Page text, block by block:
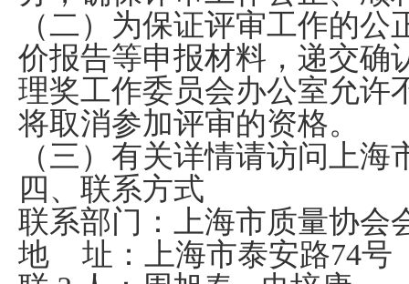
（二）为保证评审工作的
价报告等申报材料，递交确
理奖工作委员会办公室允许
将取消参加评审的资格。
（三）有关详情请访问上
四、联系方式
联系部门：上海市质量协会
地
址：上海市泰安路74号